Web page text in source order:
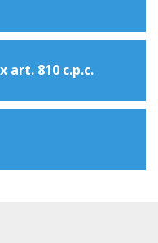
810 c.p.c.